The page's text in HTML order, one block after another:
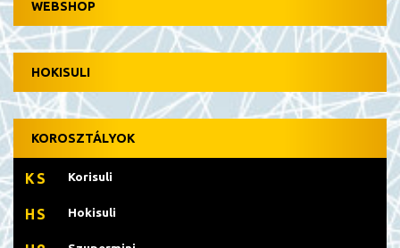
WEBSHOP
HOKISULI
KOROSZTÁLYOK
KS Korisuli
HS Hokisuli